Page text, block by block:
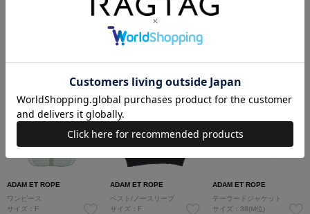
ワンピース
サイズ：F
コンディション: A
5,500円（税込）
ニット・セーター
サイズ：F
ADAM ET ROPE
ワンピース
サイズ：F
ADAM ET ROPE
ベスト/ノースリーブ
サイズ：F
ADAM ET ROPE
テーラードジャケット
サイズ：38(M位)